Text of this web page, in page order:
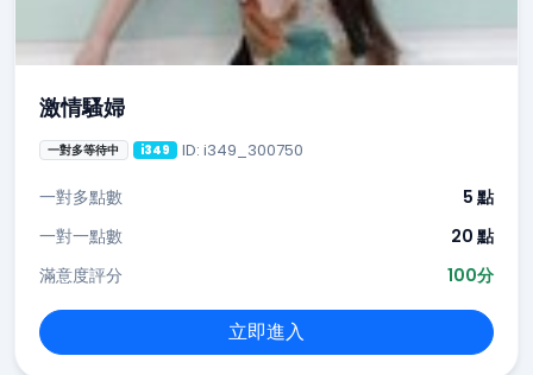
激情騷婦
一對多等待中 i349 ID: i349_300750
一對多點數
5 點
一對一點數
20 點
滿意度評分
100分
立即進入